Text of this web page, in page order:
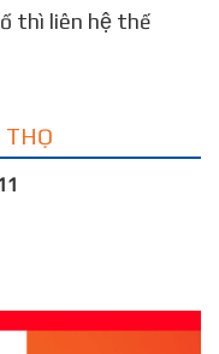
thì liên hệ thế
THỌ